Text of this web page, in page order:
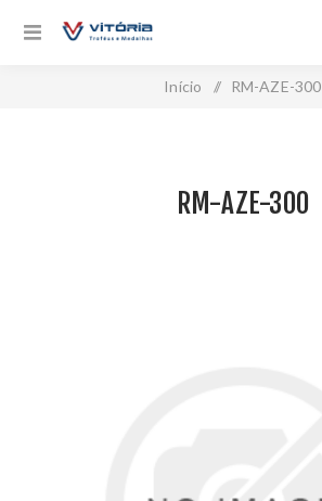
Início / RM-AZE-300
RM-AZE-300